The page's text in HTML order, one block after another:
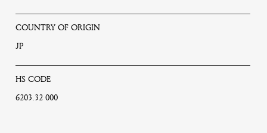
COUNTRY OF ORIGIN
JP
HS CODE
6203.32 000